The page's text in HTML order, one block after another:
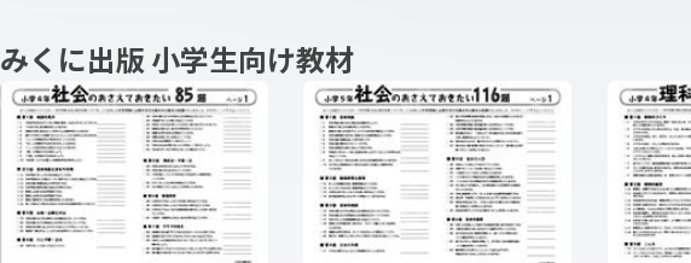
みくに出版 小学生向け教材